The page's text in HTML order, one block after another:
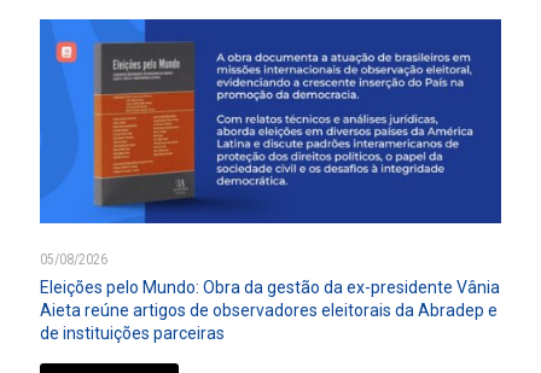
05/08/2026
Eleições pelo Mundo: Obra da gestão da ex-presidente Vânia
Aieta reúne artigos de observadores eleitorais da Abradep e
de instituições parceiras